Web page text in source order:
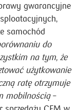
gwarancyjne
samochód
do
na tym, że
użytkowanie
ratę otrzymuje
mobilnością–